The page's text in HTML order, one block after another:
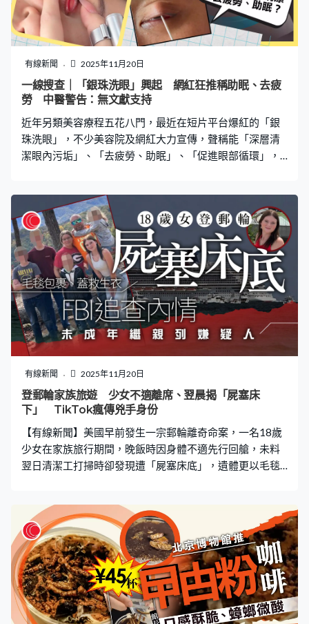
Deqing Zhuoga拒絕住院，僅在員工陪同下到藥店買藥，
並在凌晨約1時30分返回旅舍休息。 然而9月2日早上11時
許，有職員發現Deqing Zhuoga仍然未辦理退房手續，於
是前往其床位了解，始發現Deqing Zhuoga只穿著一件未
有扣鈕的藍色上衣，半裸伏屍床上，床邊散落耳機、音樂
播放器與拖鞋，床邊垃圾桶內大量嘔吐物。法醫估計其死
有線新聞 2025年11月20日
一線搜查｜「銀珠洗眼」興起 網紅狂推稱助眠、去疲
勞 中醫警告：無文獻支持
近年另類美容療程五花八門，最近在短片平台爆紅的「銀
珠洗眼」，不少美容院及網紅大力宣傳，聲稱能「深層清
潔眼內污垢」、「去疲勞、助眠」、「促進眼部循環」，
險，有機會導致角膜損傷、細菌感染，嚴重更會影響視
力。 「銀珠洗眼」與起 金屬棒深入眼皮刮拭 在多個短片
網站、內地社交平台上都有不少關於「銀珠洗眼」的片
段，據多家提供相關服務的美容院介紹，技師會使用一支
前端有小銀珠的金屬棒，沾上銀珠粉末後，將客人眼瞼翻
開，直接在眼皮內側來回刮擦、按壓，從而「刺激淚腺分
泌油脂及眼淚，清除異物或疏通皮脂腺」。 有美容院更宣
稱有「消炎退火」功效，能清除彩妝殘留、疏通瞼板腺、
帶走眼內異物，對於長時間使用3C產品或處於空污環境下
所產生的疲勞、酸脹、乾澀獲得紓緩，同時達到放鬆、助
眠效果。 中醫師：非正統中醫療法 無文獻支持 中醫師莊
菁穎接受《一線搜查》訪問時指出，「銀珠洗眼」並非中
醫傳統療法的範疇，沒有相關文獻能證明其功效，亦不建
對患者體質、全身症狀及眼部問題處方開藥，或採用
有線新聞 2025年11月20日
登郵輪家族旅遊 少女不適離席、翌晨揭「屍塞床
下」 TikTok瘋傳兇手身份
【有線新聞】美國早前發生一宗郵輪離奇命案，一名18歲
少女在家族旅行期間，晚飯時因身體不適先行回艙，未料
翌日清潔工打掃時卻發現遭「屍塞床底」，遺體更以毛毯
發文，案情引發一眾TikTok網友「血腥」猜測。 晚餐時先
行回艙 翌日清潔工發現遺體 據《每日郵報》報道，18歲
少女安娜（Anna Kepner）和家人報名了為期六天的豪華郵
輪行，然而旅程開始沒多久她便感到不舒服，本月6日吃晚
餐時先行返回自己的船艙。當她的父親與繼母翌日召集家
人們吃早餐時，安娜卻遲遲未現身。於是家人開始在郵輪
上搜尋她的身影，最終由一名郵輪員工在打掃房間時，意